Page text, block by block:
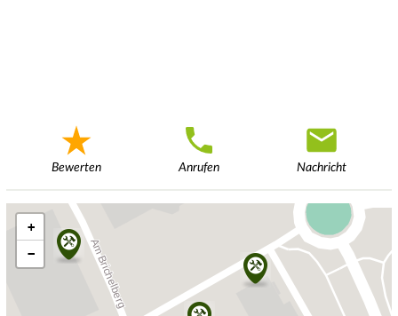
Bewerten Anrufen Nachricht
+
−